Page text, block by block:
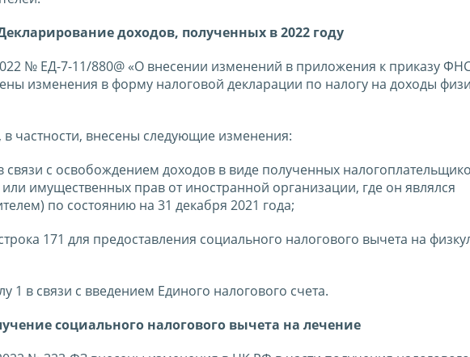
доходов, полученных в 2022 году
№ ЕД-7-11/880@ «О внесении изменений в приложения к приказу
изменения в форму налоговой декларации по налогу на доходы
частности, внесены следующие изменения:
связи с освобождением доходов в виде полученных
имущественных прав от иностранной организации, где он являлся
по состоянию на 31 декабря 2021 года;
171 для предоставления социального налогового вычета на
1 в связи с введением Единого налогового счета.
социального налогового вычета на лечение